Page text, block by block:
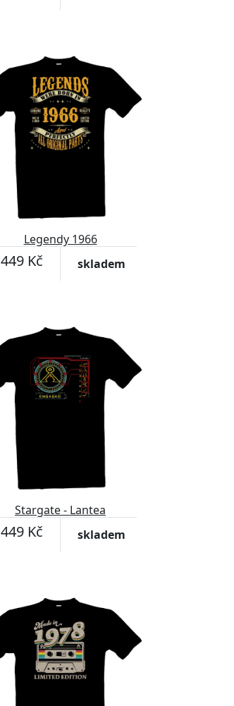
Legendy 1966
449 Kč skladem
Stargate - Lantea
449 Kč skladem